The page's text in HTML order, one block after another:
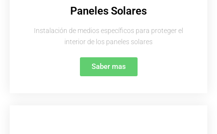
Paneles Solares
Instalación de medios específicos para proteger el
interior de los paneles solares
Saber mas